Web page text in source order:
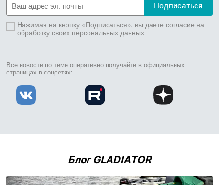
Подписаться
Нажимая на кнопку «Подписаться», вы даете согласие на
обработку своих персональных данных
Все новости по теме оперативно получайте в официальных
страницах в соцсетях:
Блог GLADIATOR